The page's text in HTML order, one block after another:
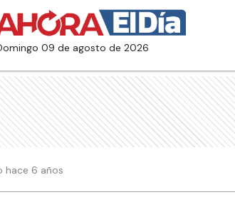
domingo 09 de agosto de 2026
hace 6 años